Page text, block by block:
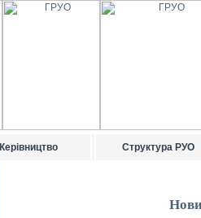
Керівництво Структура РУО